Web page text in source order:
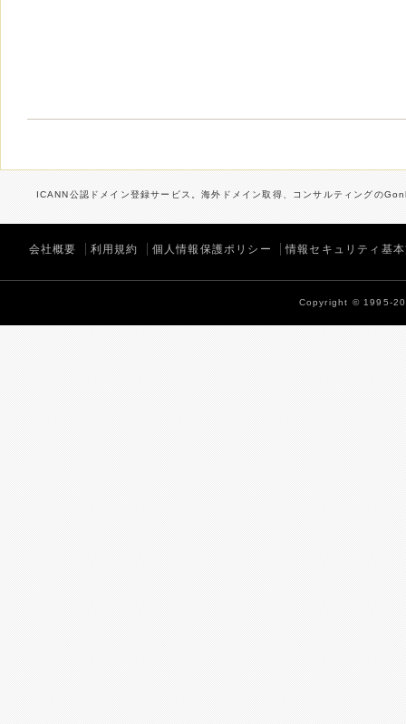
ICANN公認ドメイン登録サービス。海外ドメイン取得、コンサルティングの
会社概要 利用規約 個人情報保護ポリシー 情報セキュリティ基
Copyright © 1995-